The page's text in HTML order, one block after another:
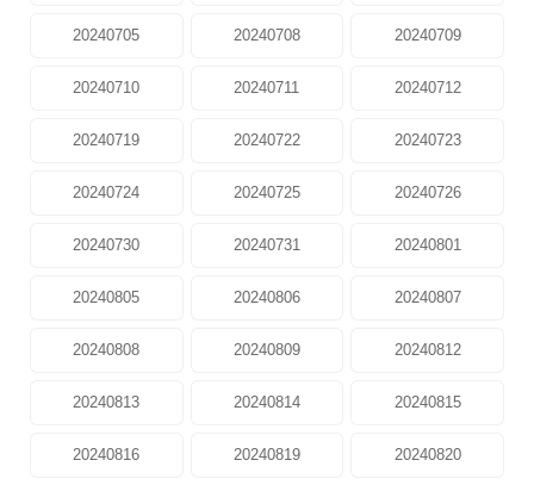
20240705 20240708 20240709
20240710 20240711 20240712
20240719 20240722 20240723
20240724 20240725 20240726
20240730 20240731 20240801
20240805 20240806 20240807
20240808 20240809 20240812
20240813 20240814 20240815
20240816 20240819 20240820